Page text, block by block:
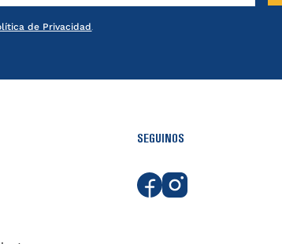
de Privacidad.
SEGUINOS